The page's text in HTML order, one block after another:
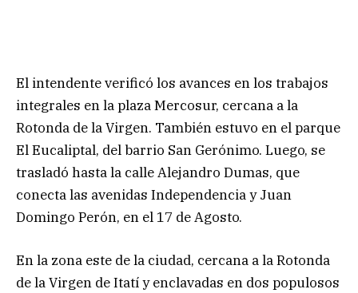
El intendente verificó los avances en los trabajos
integrales en la plaza Mercosur, cercana a la
Rotonda de la Virgen. También estuvo en el parque
El Eucaliptal, del barrio San Gerónimo. Luego, se
trasladó hasta la calle Alejandro Dumas, que
conecta las avenidas Independencia y Juan
Domingo Perón, en el 17 de Agosto.
En la zona este de la ciudad, cercana a la Rotonda
de la Virgen de Itatí y enclavadas en dos populosos